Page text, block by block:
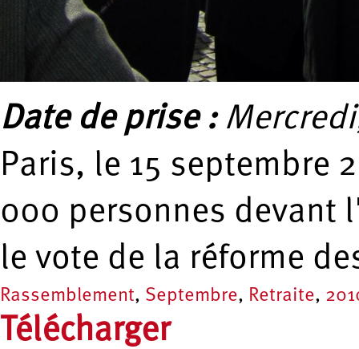
Date de prise :
Paris, le 15 septembre
000 personnes devant
le vote de la réforme
Rassemblement, Septembre, Retraite,
Télécharger